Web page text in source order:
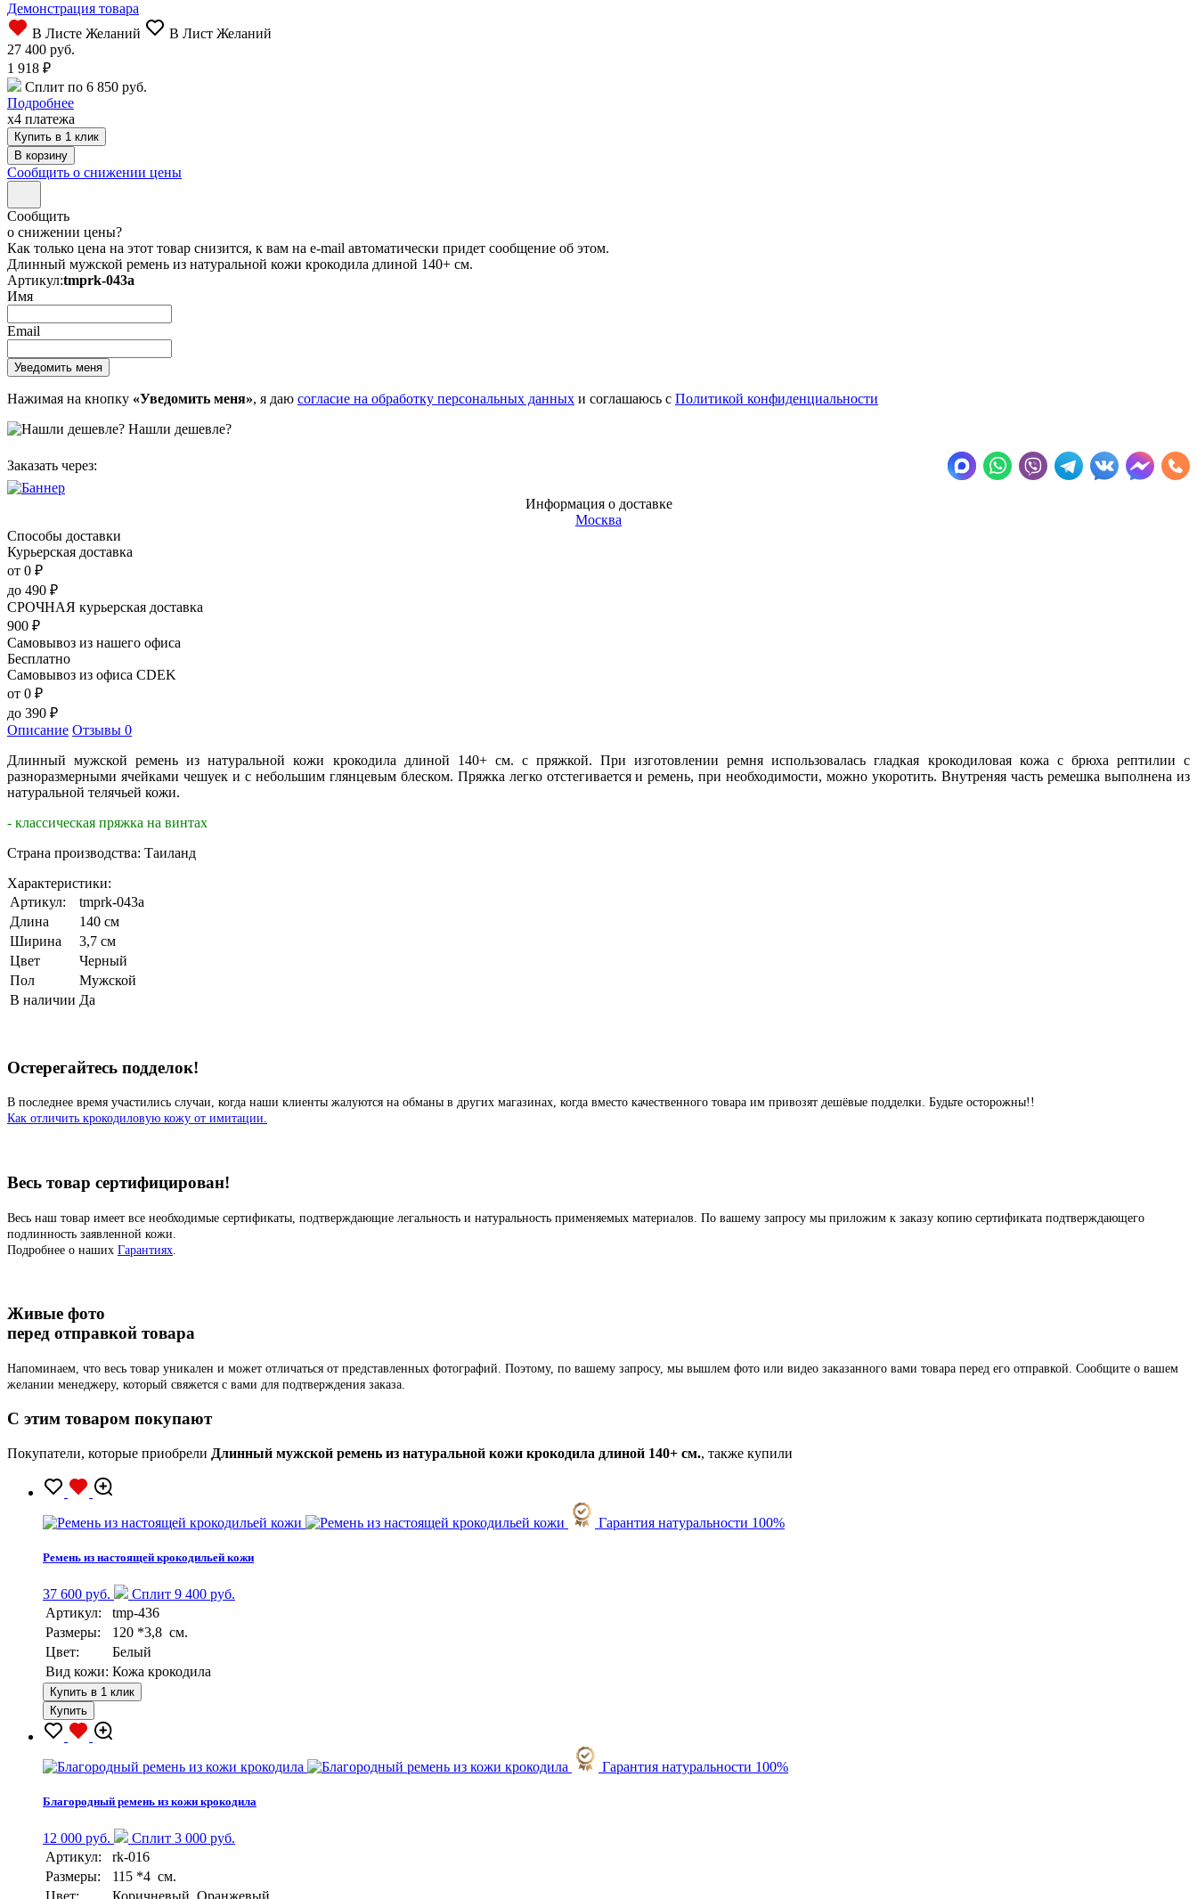
Демонстрация товара
В Листе Желаний
В Лист Желаний
27 400 руб.
1 918 ₽
Сплит по 6 850 руб.
Подробнее
x4 платежа
Купить в 1 клик
Сообщить о снижении цены
Сообщить
о снижении цены?
Как только цена на этот товар снизится, к вам на e-mail автоматически придет сообщение об этом.
Длинный мужской ремень из натуральной кожи крокодила длиной 140+ см.
Артикул:tmprk-043a
Имя
Email
Нажимая на кнопку «Уведомить меня», я даю согласие на обработку персональных данных и соглашаюсь с Политикой конфиденциальности
Нашли дешевле?
Заказать через:
Информация о доставке
Москва
Способы доставки
Курьерская доставка
от 0 ₽
до 490 ₽
СРОЧНАЯ курьерская доставка
900 ₽
Самовывоз из нашего офиса
Бесплатно
Самовывоз из офиса CDEK
от 0 ₽
до 390 ₽
Описание Отзывы 0
Длинный мужской ремень из натуральной кожи крокодила длиной 140+ см. с пряжкой. При изготовлении ремня использовалась гладкая крокодиловая кожа с брюха рептилии с
разноразмерными ячейками чешуек и с небольшим глянцевым блеском. Пряжка легко отстегивается и ремень, при необходимости, можно укоротить. Внутреняя часть ремешка выполнена из
натуральной телячьей кожи.
- классическая пряжка на винтах
Страна производства: Таиланд
Характеристики:
Артикул:
tmprk-043a
Длина
140 см
Ширина
3,7 см
Цвет
Черный
Пол
Мужской
В наличии Да
Остерегайтесь подделок!
В последнее время участились случаи, когда наши клиенты жалуются на обманы в других магазинах, когда вместо качественного товара им привозят дешёвые подделки. Будьте осторожны!!
Как отличить крокодиловую кожу от имитации.
Весь товар сертифицирован!
Весь наш товар имеет все необходимые сертификаты, подтверждающие легальность и натуральность применяемых материалов. По вашему запросу мы приложим к заказу копию сертификата подтверждающего
подлинность заявленной кожи.
Подробнее о наших Гарантиях
Живые фото
перед отправкой товара
Напоминаем, что весь товар уникален и может отличаться от представленных фотографий. Поэтому, по вашему запросу, мы вышлем фото или видео заказанного вами товара перед его отправкой. Сообщите о вашем
желании менеджеру, который свяжется с вами для подтверждения заказа.
C этим товаром покупают
Покупатели, которые приобрели Длинный мужской ремень из натуральной кожи крокодила длиной 140+ см., также купили
Гарантия натуральности 100%
Ремень из настоящей крокодильей кожи
37 600 руб.
Сплит 9 400 руб.
Артикул:
tmp-436
Размеры:
120 *3,8 см.
Цвет:
Белый
Вид кожи: Кожа крокодила
Купить в 1 клик
Купить
Гарантия натуральности 100%
Благородный ремень из кожи крокодила
12 000 руб.
Сплит 3 000 руб.
Артикул:
rk-016
Размеры:
115 *4 см.